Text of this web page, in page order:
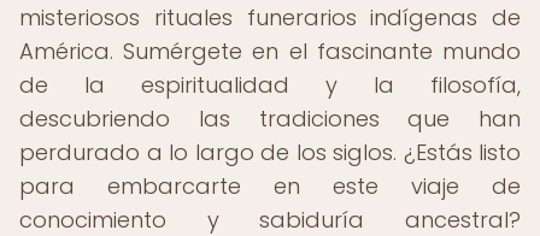
misteriosos rituales funerarios indígenas de
América. Sumérgete en el fascinante mundo
de la espiritualidad y la filosofía,
descubriendo las tradiciones que han
perdurado a lo largo de los siglos. ¿Estás listo
para embarcarte en este viaje de
conocimiento y sabiduría ancestral?